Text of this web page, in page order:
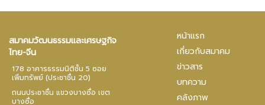
สมาคมวัฒนธรรมและเศรษฐกิจ
ไทย-จีน
178 อาคารธรรมนิติชั้น 5 ซอย
เพิ่มทรัพย์ (ประชาชื่น 20)
ถนนประชาชื่น แขวงบางซื่อ เขต
บางซื่อ
หน้าแรก
เกี่ยวกับสมาคม
ข่าวสาร
บทความ
คลังภาพ